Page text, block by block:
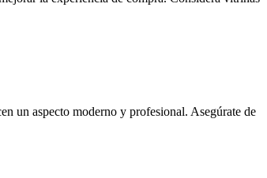
un aspecto moderno y profesional. Asegúrate de